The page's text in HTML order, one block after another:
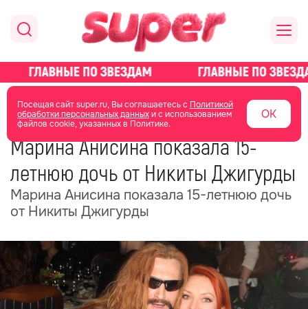
Посещая сайт super.ru, Вы соглашаетесь с Политикой
обработки персональных данныхи с использованием
файлов cookie, указанных в Политике.
ОК
главная новости о звездах новости
10 июня 2025 15:55
Марина Анисина показала 15-
летнюю дочь от Никиты Джигурды
Марина Анисина показала 15-летнюю дочь
от Никиты Джигурды